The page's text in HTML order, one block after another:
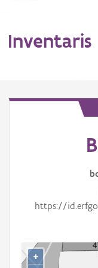
Inventaris
Gebeurtenis
https://
+